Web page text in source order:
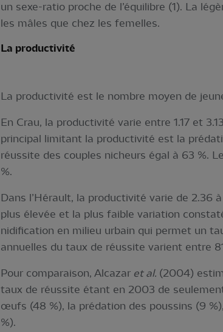
un sexe-ratio proche de l’équilibre (1). La
les mâles que chez les femelles.
La productivité
La productivité est le nombre moyen de
En Crau, la productivité varie entre 1.17 et
principal limitant la productivité est la
réussite des couples nicheurs égal à 63 %.
%.
Dans l’Hérault, la productivité varie de 2.36
plus élevée et la plus faible variation
nidification en milieu urbain qui permet un
annuelles du taux de réussite varient entre
Pour comparaison, Alcazar et al. (2004)
taux de réussite étant en 2003 de
œufs (48 %), la prédation des poussins (9
%).